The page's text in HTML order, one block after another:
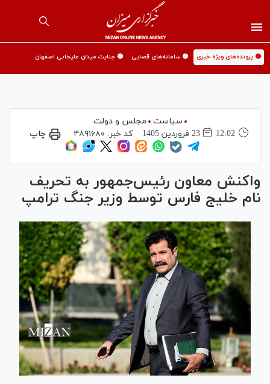
🟡 پرونده‌های ویژه خبری 🟡 سامانه‌های قضایی 🟡 جنایت میدان علیخانی اصفهان
سیاست
مجلس و دولت
12:02
23 فروردين 1405 کد خبر: ۴۸۹۱۶۸۰ چاپ
واکنش معاون رئیس‌جمهور به تحریف
نام خلیج فارس توسط وزیر جنگ ترامپ